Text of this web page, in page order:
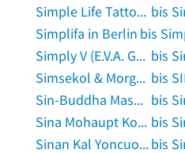
Simple Life Tattoo in Halle, Westfalen
Simplifa in Berlin
Simply V (E.V.A. GmbH) in Oberreute, Allgäu
Simsekol & Morgenstern in München
Sin-Buddha Massagen in Düsseldorf
Sina Mohaupt Konferenzdolmetscherin (M. A.) und Fachübersetzerin in Groß-Umstadt
Sinan Kal Yoncuoglu in Alsdorf, Rheinland